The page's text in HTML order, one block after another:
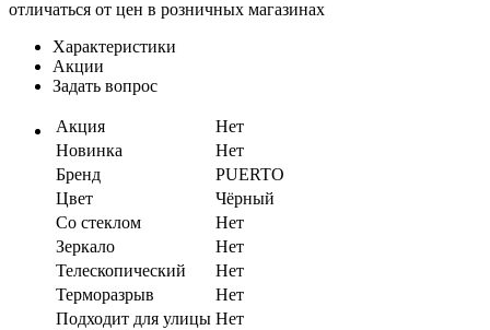
отличаться от цен в розничных магазинах
Характеристики
Акции
Задать вопрос
Акция
Нет
Новинка
Нет
Бренд
PUERTO
Цвет
Чёрный
Со стеклом
Нет
Зеркало
Нет
Телескопический
Нет
Терморазрыв
Нет
Подходит для улицы Нет